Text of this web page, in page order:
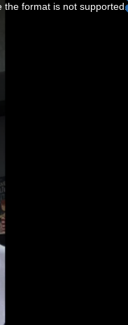
the format is not supported.